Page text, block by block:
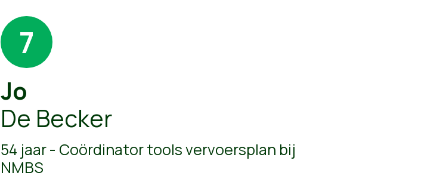
7
Jo
De Becker
54 jaar - Coördinator tools vervoersplan bij
NMBS